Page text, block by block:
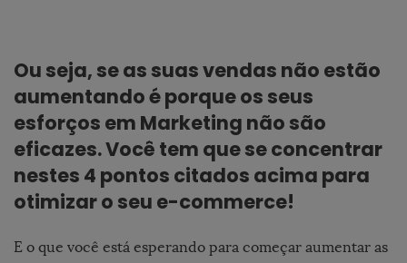
Ou seja, se as suas vendas não estão
aumentando é porque os seus
esforços em Marketing não são
eficazes. Você tem que se concentrar
nestes 4 pontos citados acima para
otimizar o seu e-commerce!
E o que você está esperando para começar aumentar as